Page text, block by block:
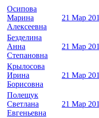
Осипова
Марина
Алексеевна
21 Мар
Безделина
Анна
Степановна
21 Мар
Крылосова
Ирина
Борисовна
21 Мар
Полещук
Светлана
Евгеньевна
21 Мар